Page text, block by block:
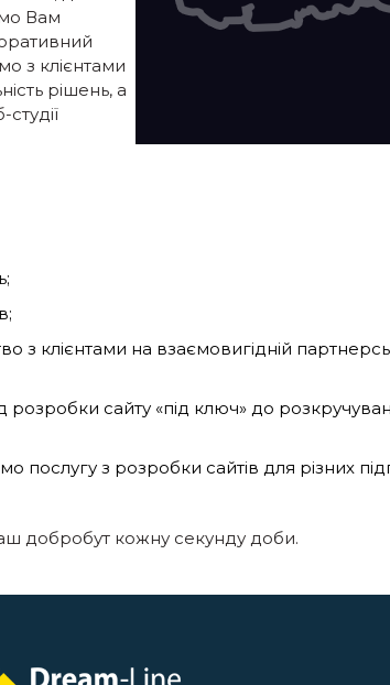
Вам
з клієнтами
рішень, а
з клієнтами на взаємовигідній
сайту «під ключ» до
послугу з розробки сайтів для різних
добробут кожну секунду доби.